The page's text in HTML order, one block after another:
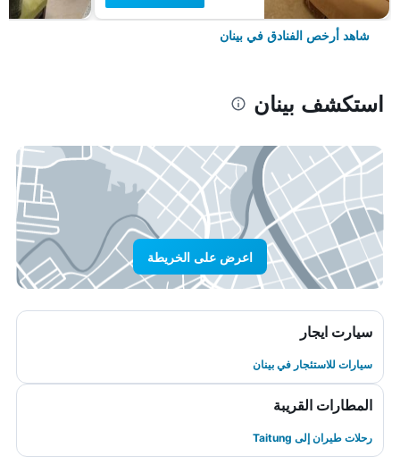
شاهد أرخص الفنادق في بينان
استكشف بينان
اعرض على الخريطة
سيارت ايجار
سيارات للاستئجار في بينان
المطارات القريبة
رحلات طيران إلى Taitung